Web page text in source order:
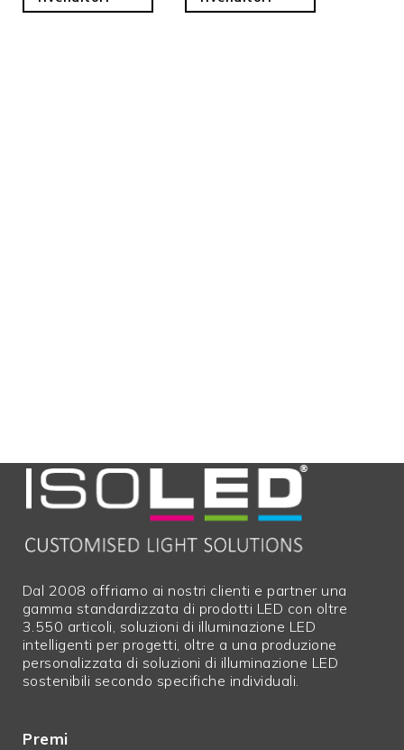
Dal 2008 offriamo ai nostri clienti e partner una
gamma standardizzata di prodotti LED con oltre
3.550 articoli, soluzioni di illuminazione LED
intelligenti per progetti, oltre a una produzione
personalizzata di soluzioni di illuminazione LED
sostenibili secondo specifiche individuali.
Premi